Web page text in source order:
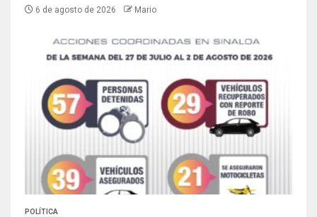
6 de agosto de 2026 Mario
POLÍTICA